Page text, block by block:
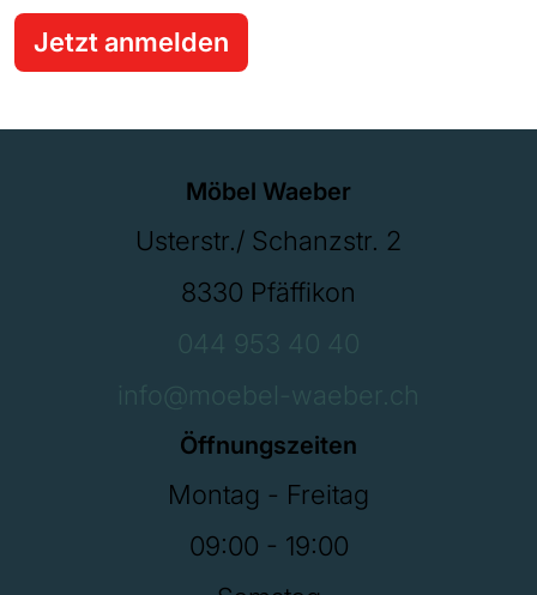
Jetzt anmelden
Möbel Waeber
Usterstr./ Schanzstr. 2
8330 Pfäffikon
044 953 40 40
info@moebel-waeber.ch
Öffnungszeiten
Montag - Freitag
09:00 - 19:00